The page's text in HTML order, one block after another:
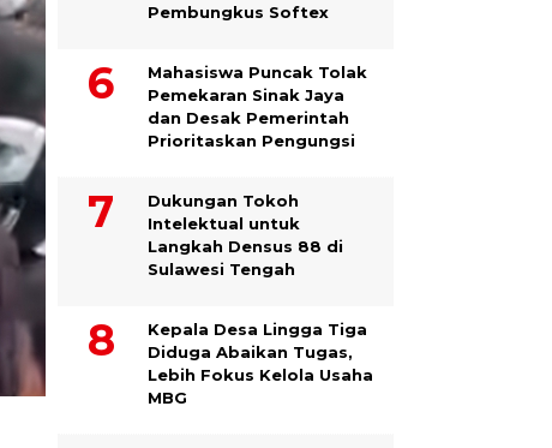
Pembungkus Softex
Mahasiswa Puncak Tolak
Pemekaran Sinak Jaya
dan Desak Pemerintah
Prioritaskan Pengungsi
Dukungan Tokoh
Intelektual untuk
Langkah Densus 88 di
Sulawesi Tengah
Kepala Desa Lingga Tiga
Diduga Abaikan Tugas,
Lebih Fokus Kelola Usaha
MBG